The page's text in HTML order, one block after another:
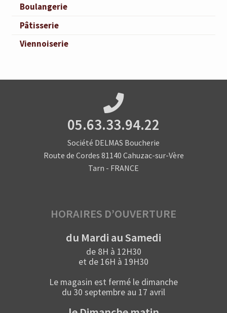
Boulangerie
Pâtisserie
Viennoiserie
05.63.33.94.22
Société DELMAS Boucherie
Route de Cordes 81140 Cahuzac-sur-Vère
Tarn - FRANCE
HORAIRES D’OUVERTURE
du Mardi au Samedi
de 8H à 12H30
et de 16H à 19H30
Le magasin est fermé le dimanche
du 30 septembre au 17 avril